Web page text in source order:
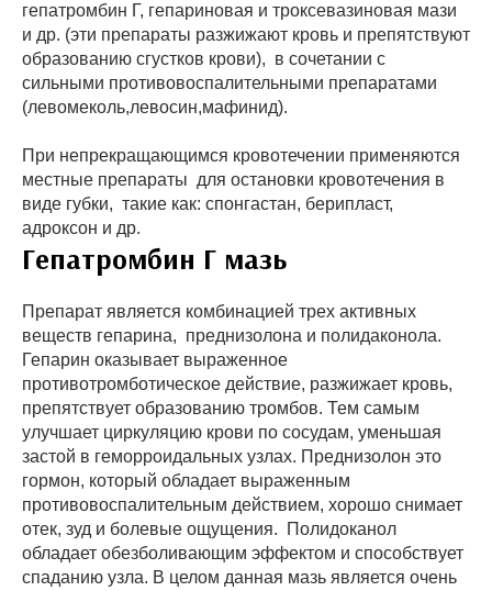
гепатромбин Г, гепариновая и троксевазиновая мази
и др. (эти препараты разжижают кровь и препятствуют
образованию сгустков крови), в сочетании с
сильными противовоспалительными препаратами
(левомеколь,левосин,мафинид).
При непрекращающимся кровотечении применяются
местные препараты для остановки кровотечения в
виде губки, такие как: спонгастан, берипласт,
адроксон и др.
Гепатромбин Г мазь
Препарат является комбинацией трех активных
веществ гепарина, преднизолона и полидаконола.
Гепарин оказывает выраженное
противотромботическое действие, разжижает кровь,
препятствует образованию тромбов. Тем самым
улучшает циркуляцию крови по сосудам, уменьшая
застой в геморроидальных узлах. Преднизолон это
гормон, который обладает выраженным
противовоспалительным действием, хорошо снимает
отек, зуд и болевые ощущения. Полидоканол
обладает обезболивающим эффектом и способствует
спаданию узла. В целом данная мазь является очень